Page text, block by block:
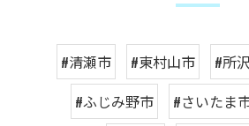
#清瀬市 #東村山市 #所
#ふじみ野市
#さいたま